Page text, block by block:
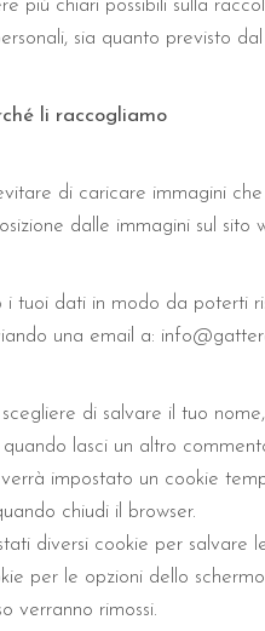
più chiari possibili sulla
sia quanto previsto
li raccogliamo
di caricare immagini
dalle immagini sul sito
i tuoi dati in modo da
una email a:
di salvare il tuo
lasci un altro
impostato un cookie
chiudi il browser.
diversi cookie per
per le opzioni dello
verranno rimossi.